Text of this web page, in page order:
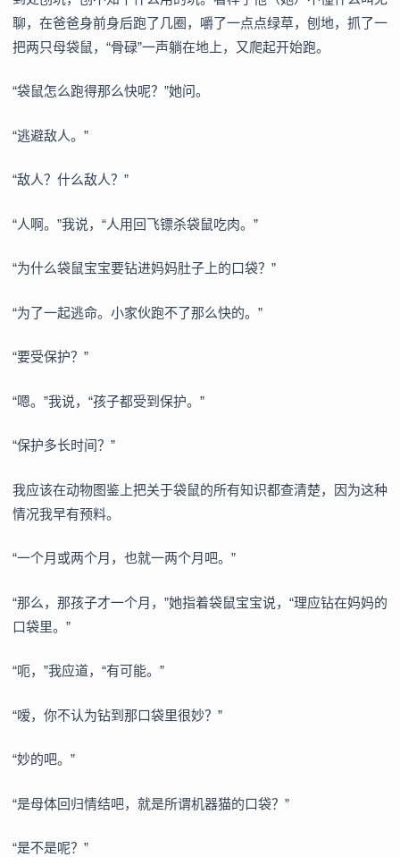
聊，在爸爸身前身后跑了几圈，嚼了一点点绿草，刨地，抓了一
把两只母袋鼠，“骨碌”一声躺在地上，又爬起开始跑。
“袋鼠怎么跑得那么快呢？”她问。
“逃避敌人。”
“敌人？什么敌人？”
“人啊。”我说，“人用回飞镖杀袋鼠吃肉。”
“为什么袋鼠宝宝要钻进妈妈肚子上的口袋？”
“为了一起逃命。小家伙跑不了那么快的。”
“要受保护？”
“嗯。”我说，“孩子都受到保护。”
“保护多长时间？”
我应该在动物图鉴上把关于袋鼠的所有知识都查清楚，因为这种
情况我早有预料。
“一个月或两个月，也就一两个月吧。”
“那么，那孩子才一个月，”她指着袋鼠宝宝说，“理应钻在妈妈的
口袋里。”
“呃，”我应道，“有可能。”
“嗳，你不认为钻到那口袋里很妙？”
“妙的吧。”
“是母体回归情结吧，就是所谓机器猫的口袋？”
“是不是呢？”